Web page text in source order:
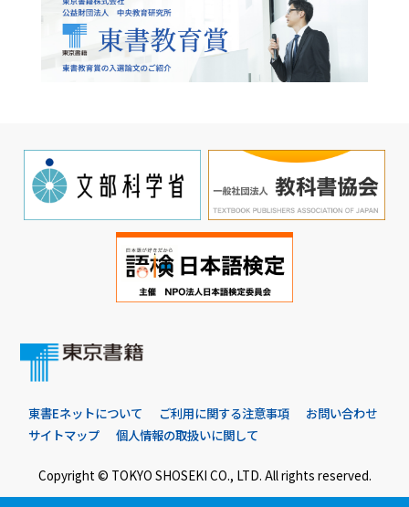
東書Eネットについて ご利用に関する注意事項
お問い合わせ
サイトマップ
個人情報の取扱いに関して
Copyright © TOKYO SHOSEKI CO., LTD. All rights reserved.